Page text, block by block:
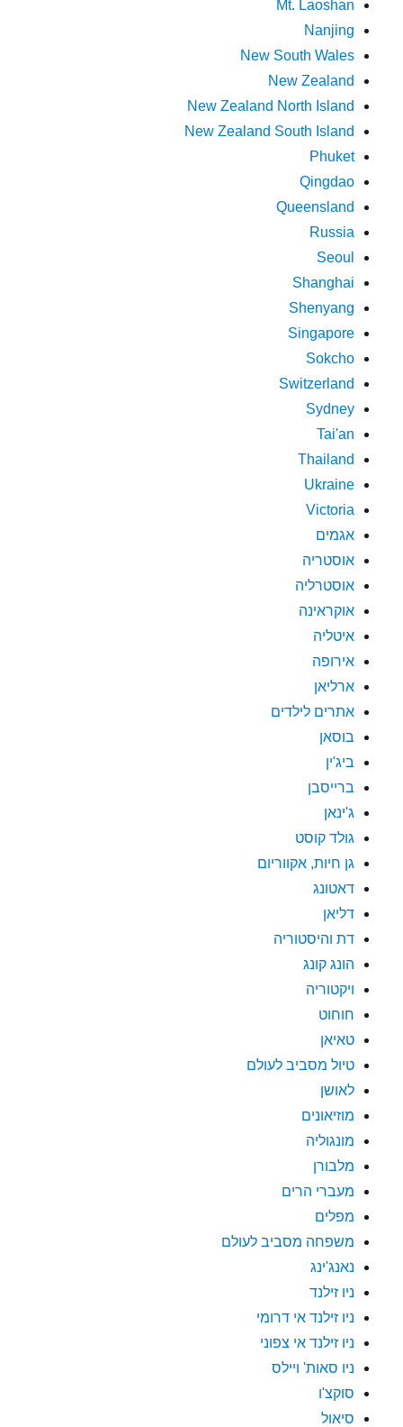
Mt. Laoshan
Nanjing
New South Wales
New Zealand
New Zealand North Island
New Zealand South Island
Phuket
Qingdao
Queensland
Russia
Seoul
Shanghai
Shenyang
Singapore
Sokcho
Switzerland
Sydney
Tai'an
Thailand
Ukraine
Victoria
אגמים
אוסטריה
אוסטרליה
אוקראינה
איטליה
אירופה
ארליאן
אתרים לילדים
בוסאן
ביג'ין
ברייסבן
ג'ינאן
גולד קוסט
גן חיות, אקווריום
דאטונג
דליאן
דת והיסטוריה
הונג קונג
ויקטוריה
חוחוט
טאיאן
טיול מסביב לעולם
לאושן
מוזיאונים
מונגוליה
מלבורן
מעברי הרים
מפלים
משפחה מסביב לעולם
נאנג'ינג
ניו זילנד
ניו זילנד אי דרומי
ניו זילנד אי צפוני
ניו סאות' ויילס
סוקצ'ו
סיאול